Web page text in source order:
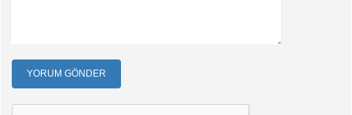
YORUM GÖNDER